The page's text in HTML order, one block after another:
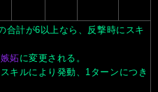
合計が6以上なら、反撃時にスキ
嫉妬に変更される。
キルにより発動、1ターンにつき